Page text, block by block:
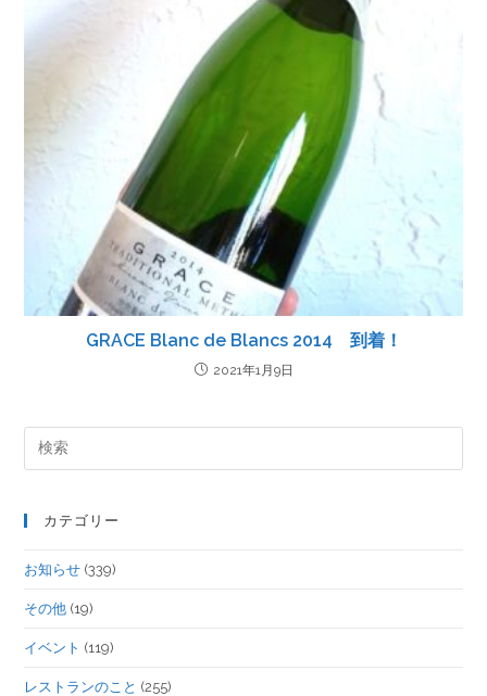
GRACE Blanc de Blancs 2014 到着！
2021年1月9日
カテゴリー
お知らせ (339)
その他 (19)
イベント (119)
レストランのこと (255)